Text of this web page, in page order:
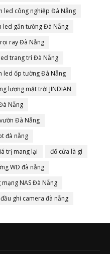
led công nghiệp Đà Nẵng
led gắn tường Đà Nẵng
ray Đà Nẵng
trang trí Đà Nẵng
led ốp tường Đà Nẵng
lượng mặt trời JINDIAN
Nẵng
Đà Nẵng
đà nẵng
trị mang lại
đố cửa là gì
WD đà nẵng
mạng NAS Đà Nẵng
ghi camera đà nẵng